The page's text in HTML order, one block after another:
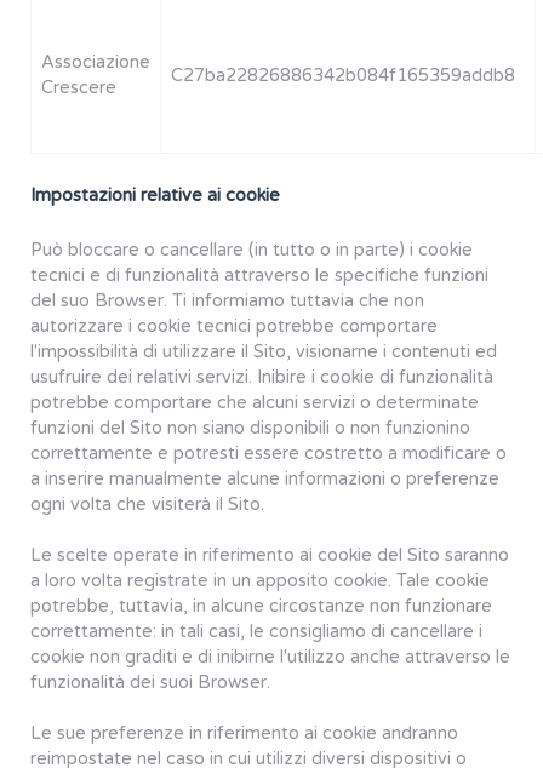
Associazione
Crescere
C27ba22826886342b084f165359addb8
Impostazioni relative ai cookie
Può bloccare o cancellare (in tutto o in parte) i cookie
tecnici e di funzionalità attraverso le specifiche funzioni
del suo Browser. Ti informiamo tuttavia che non
autorizzare i cookie tecnici potrebbe comportare
l'impossibilità di utilizzare il Sito, visionarne i contenuti ed
usufruire dei relativi servizi. Inibire i cookie di funzionalità
potrebbe comportare che alcuni servizi o determinate
funzioni del Sito non siano disponibili o non funzionino
correttamente e potresti essere costretto a modificare o
a inserire manualmente alcune informazioni o preferenze
ogni volta che visiterà il Sito.
Le scelte operate in riferimento ai cookie del Sito saranno
a loro volta registrate in un apposito cookie. Tale cookie
potrebbe, tuttavia, in alcune circostanze non funzionare
correttamente: in tali casi, le consigliamo di cancellare i
cookie non graditi e di inibirne l'utilizzo anche attraverso le
funzionalità dei suoi Browser.
Le sue preferenze in riferimento ai cookie andranno
reimpostate nel caso in cui utilizzi diversi dispositivi o